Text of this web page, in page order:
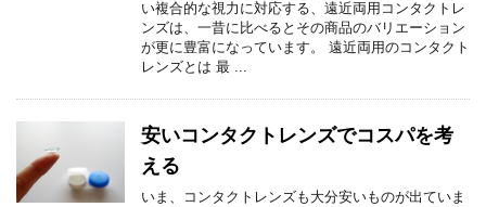
い複合的な視力に対応する、遠近両用コンタクトレ
ンズは、一昔に比べるとその商品のバリエーション
が更に豊富になっています。 遠近両用のコンタクト
レンズとは 最 ...
安いコンタクトレンズでコスパを考
える
いま、コンタクトレンズも大分安いものが出ていま